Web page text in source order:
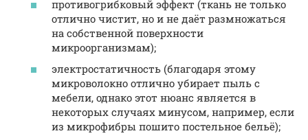
противогрибковый эффект (ткань не только
отлично чистит, но и не даёт размножаться
на собственной поверхности
микроорганизмам);
электростатичность (благодаря этому
микроволокно отлично убирает пыль с
мебели, однако этот нюанс является в
некоторых случаях минусом, например, если
из микрофибры пошито постельное бельё);